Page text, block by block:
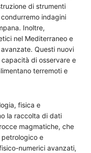
di strumenti
indagini
Inoltre,
nel Mediterraneo e
Questi nuovi
di osservare e
terremoti e
fisica e
la raccolta di dati
magmatiche, che
e
numerici avanzati,